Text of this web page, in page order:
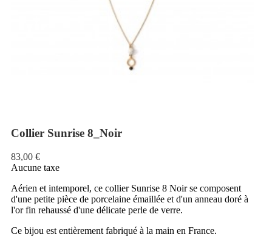
Collier Sunrise 8_Noir
83,00 €
Aucune taxe
Aérien et intemporel, ce collier Sunrise 8 Noir se composent
d'une petite pièce de porcelaine émaillée et d'un anneau doré à
l'or fin rehaussé d'une délicate perle de verre.
Ce bijou est entièrement fabriqué à la main en France.